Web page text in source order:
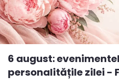
6 august:
personalitățile zilei -